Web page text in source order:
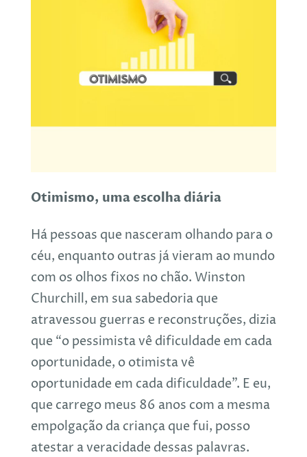
Otimismo, uma escolha diária
Há pessoas que nasceram olhando para o
céu, enquanto outras já vieram ao mundo
com os olhos fixos no chão. Winston
Churchill, em sua sabedoria que
atravessou guerras e reconstruções, dizia
que “o pessimista vê dificuldade em cada
oportunidade, o otimista vê
oportunidade em cada dificuldade”. E eu,
que carrego meus 86 anos com a mesma
empolgação da criança que fui, posso
atestar a veracidade dessas palavras.